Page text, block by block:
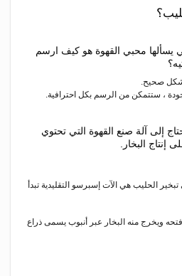
يسألها محبي القهوة هو كيف ارسم
صحيح.
، ستتمكن من الرسم بكل احترافية.
إلى آلة صنع القهوة التي تحتوي
البخار.
الحليب هي الآت إسبرسو التقليدية تبدأ
ويخرج منه البخار عبر أنبوب يسمى ذراع